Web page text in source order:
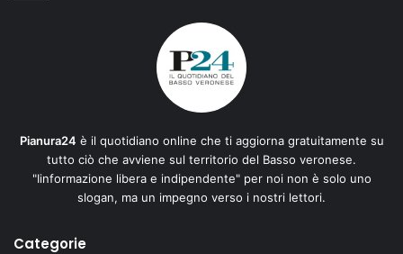
Pianura24 è il quotidiano online che ti aggiorna gratuitamente su
tutto ciò che avviene sul territorio del Basso veronese.
"Iinformazione libera e indipendente" per noi non è solo uno
slogan, ma un impegno verso i nostri lettori.
Categorie